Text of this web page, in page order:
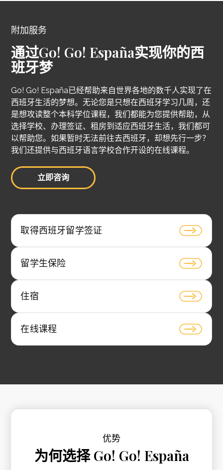
附加服务
通过Go! Go! España实现你的西
班牙梦
Go! Go! España已经帮助来自世界各地的数千人实现了在
西班牙生活的梦想。无论您是只想在西班牙学习几周，还
是想攻读整个本科学位课程，我们都能为您提供帮助，从
选择学校、办理签证、租房到适应西班牙生活，我们都可
以帮助您。如果暂时无法前往去西班牙，却想先行一步？
我们还提供与西班牙语言学校合作开设的在线课程。
立即咨询
取得西班牙留学签证
留学生保险
住宿
在线课程
优势
为何选择 Go! Go! España